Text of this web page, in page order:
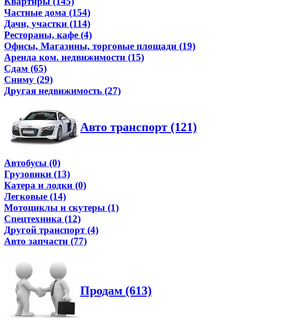
Частные дома (154)
Дачи, участки (114)
Рестораны, кафе (4)
Офисы, Магазины, торговые площади (19)
Аренда ком. недвижимости (15)
Сдам (65)
Сниму (29)
Другая недвижимость (27)
Авто транспорт (121)
Автобусы (0)
Грузовики (13)
Катера и лодки (0)
Легковые (14)
Мотоциклы и скутеры (1)
Спецтехника (12)
Другой транспорт (4)
Авто запчасти (77)
Продам (613)